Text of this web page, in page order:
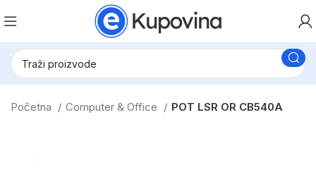
Početna Computer & Office POT LSR OR CB540A